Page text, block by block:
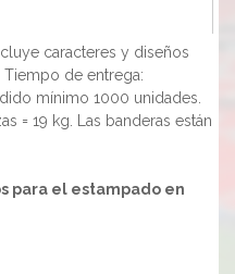
caracteres y diseños
de entrega:
mínimo 1000 unidades.
= 19 kg. Las banderas están
para el estampado en